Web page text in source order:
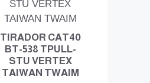
TIRADOR CAT40
BT-538 TPULL-
STU VERTEX
TAIWAN TWAIM